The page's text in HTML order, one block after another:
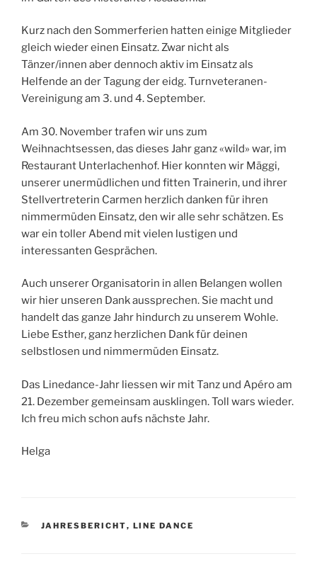
Kurz nach den Sommerferien hatten einige Mitglieder
gleich wieder einen Einsatz. Zwar nicht als
Tänzer/innen aber dennoch aktiv im Einsatz als
Helfende an der Tagung der eidg. Turnveteranen-
Vereinigung am 3. und 4. September.
Am 30. November trafen wir uns zum
Weihnachtsessen, das dieses Jahr ganz «wild» war, im
Restaurant Unterlachenhof. Hier konnten wir Mäggi,
unserer unermüdlichen und fitten Trainerin, und ihrer
Stellvertreterin Carmen herzlich danken für ihren
nimmermüden Einsatz, den wir alle sehr schätzen. Es
war ein toller Abend mit vielen lustigen und
interessanten Gesprächen.
Auch unserer Organisatorin in allen Belangen wollen
wir hier unseren Dank aussprechen. Sie macht und
handelt das ganze Jahr hindurch zu unserem Wohle.
Liebe Esther, ganz herzlichen Dank für deinen
selbstlosen und nimmermüden Einsatz.
Das Linedance-Jahr liessen wir mit Tanz und Apéro am
21. Dezember gemeinsam ausklingen. Toll wars wieder.
Ich freu mich schon aufs nächste Jahr.
Helga
KATEGORIEN
JAHRESBERICHT, LINE DANCE